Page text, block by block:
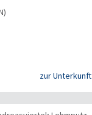
zur Unterkunft